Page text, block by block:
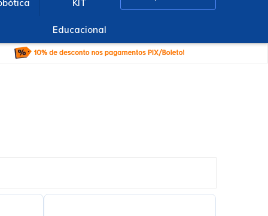
KIT
Educacional